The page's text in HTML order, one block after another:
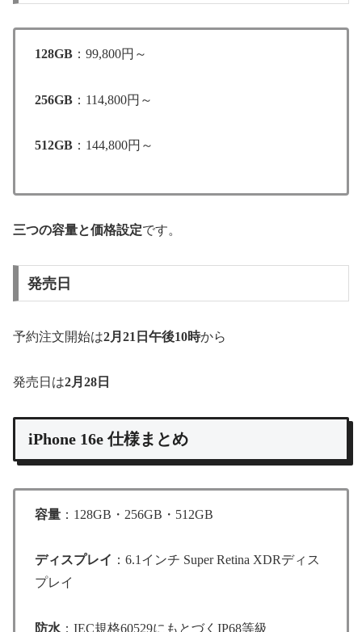
128GB ：99,800円～
256GB ：114,800円～
512GB ：144,800円～
三つの容量と価格設定です。
発売日
予約注文開始は2月21日午後10時から
発売日は2月28日
iPhone 16e 仕様まとめ
容量 ：128GB・256GB・512GB
ディスプレイ ：6.1インチ Super Retina XDRディス
プレイ
防水 ：IEC規格60529にもとづくIP68等級